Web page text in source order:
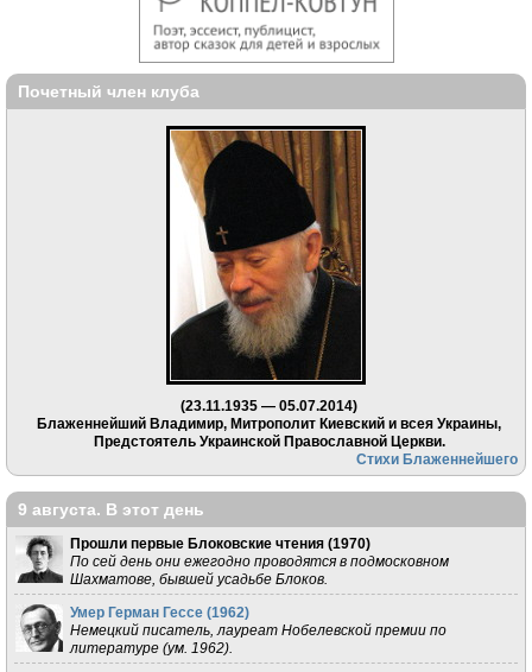
Почетный член клуба
(23.11.1935 — 05.07.2014)
Блаженнейший Владимир, Митрополит Киевский и всея Украины,
Предстоятель Украинской Православной Церкви.
Стихи Блаженнейшего
9 августа. В этот день
Прошли первые Блоковские чтения (1970)
По сей день они ежегодно проводятся в подмосковном
Шахматове, бывшей усадьбе Блоков.
Умер Герман Гессе (1962)
Немецкий писатель, лауреат Нобелевской премии по
литературе (ум. 1962).